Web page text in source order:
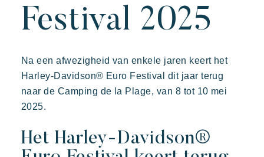
Prairies de la mer
Exotisch Vrolijk Onvergetelijk
uitzicht op Saint Tropez, een uitzonderlijke locatie.
Beleef de Riviera
Actieve vakantie
Riviera Villages applicatie
Festival 2025
Na een afwezigheid van enkele jaren keert het
Harley-Davidson® Euro Festival dit jaar terug
naar de Camping de la Plage, van 8 tot 10 mei
2025.
Het Harley-Davidson®